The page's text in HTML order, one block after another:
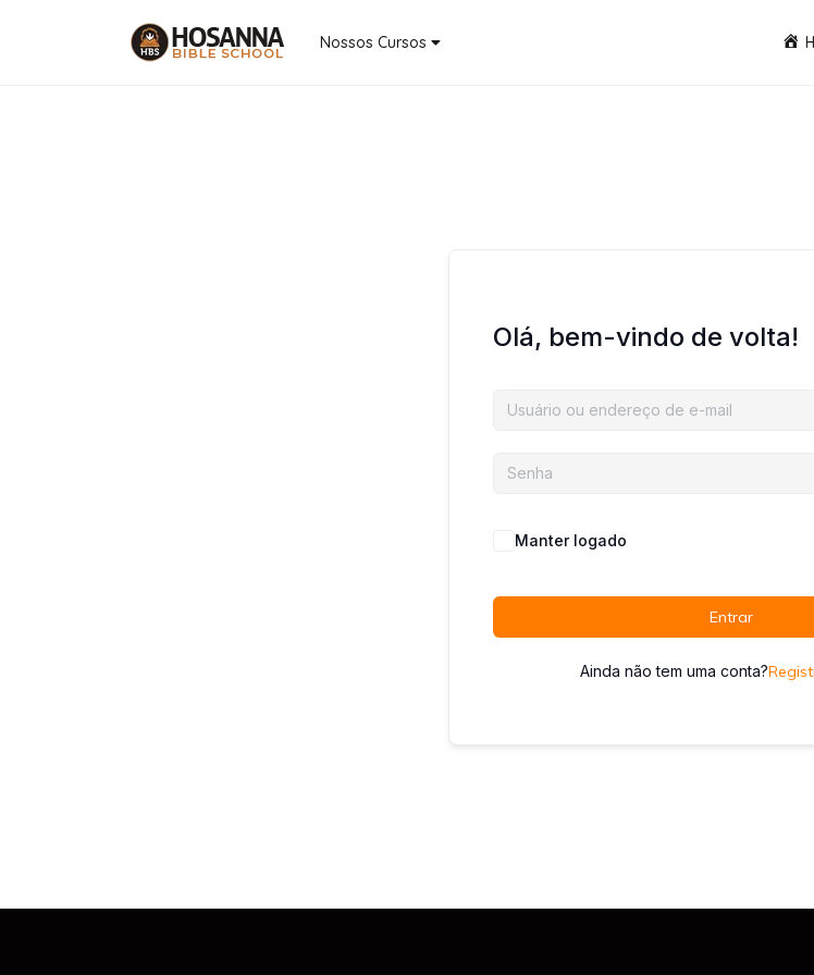
Nossos Cursos
Olá, bem-vindo de volta!
Manter logado
Entrar
Ainda não tem uma conta?